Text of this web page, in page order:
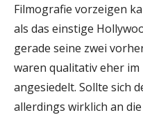
Filmografie vorzeigen
als das einstige
gerade seine zwei
waren qualitativ eher
angesiedelt. Sollte sich
allerdings wirklich an